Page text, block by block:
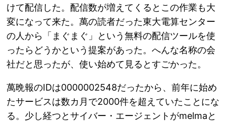
けて配信した。配信数が増えてくるとこの作業も大
変になって来た。萬の読者だった東大電算センター
の人から「まぐまぐ」という無料の配信ツールを使
ったらどうかという提案があった。へんな名称の会
社だと思ったが、使い始めて見るとすごかった。
萬晩報のIDは0000002548だったから、前年に始め
たサービスは数カ月で2000件を超えていたことにな
る。少し経つとサイバー・エージェントがmelmaと